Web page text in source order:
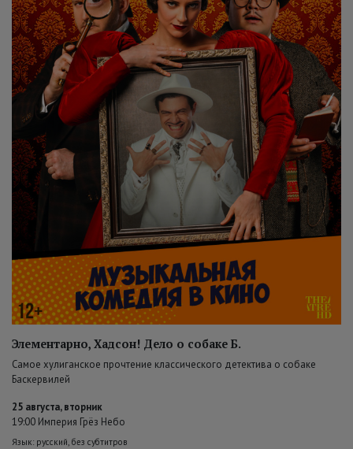
Элементарно, Хадсон! Дело о собаке Б.
Самое хулиганское прочтение классического детектива о собаке
Баскервилей
25 августа, вторник
19:00 Империя Грёз Небо
Язык: русский, без субтитров